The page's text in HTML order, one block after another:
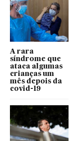
A rara
síndrome que
ataca algumas
crianças um
mês depois da
covid-19